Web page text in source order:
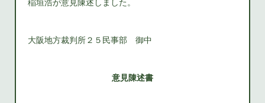
大阪地方裁判所２５民事部 御中
意見陳述書